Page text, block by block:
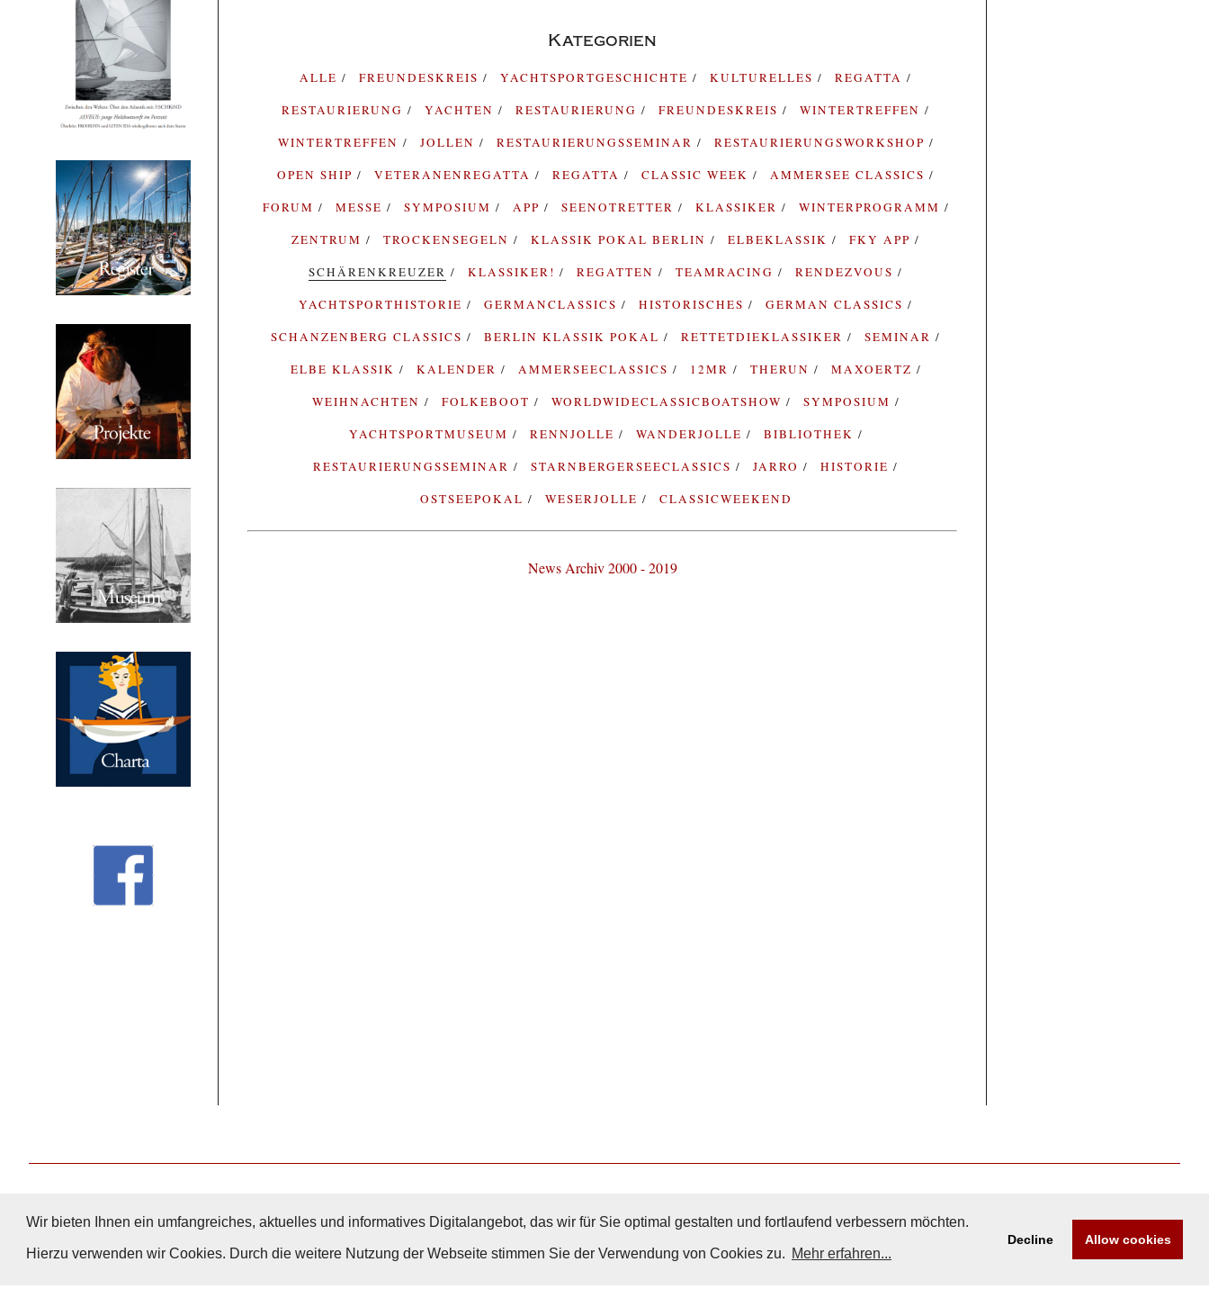
Wir bieten Ihnen ein umfangreiches, aktuelles und informatives Digitalangebot, das wir für Sie optimal gestalten und fortlaufend verbessern möchten.
Hierzu verwenden wir Cookies. Durch die weitere Nutzung der Webseite stimmen Sie der Verwendung von Cookies zu. Mehr erfahren...
Decline Allow cookies
Kategorien
ALLE FREUNDESKREIS YACHTSPORTGESCHICHTE KULTURELLES
REGATTA
RESTAURIERUNG
YACHTEN RESTAURIERUNG FREUNDESKREIS
WINTERTREFFEN
WINTERTREFFEN
JOLLEN RESTAURIERUNGSSEMINAR
RESTAURIERUNGSWORKSHOP
OPEN SHIP
VETERANENREGATTA REGATTA CLASSIC WEEK
AMMERSEE CLASSICS
FORUM
MESSE SYMPOSIUM APP SEENOTRETTER KLASSIKER
WINTERPROGRAMM
ZENTRUM
TROCKENSEGELN KLASSIK POKAL BERLIN ELBEKLASSIK
FKY APP
SCHÄRENKREUZER
KLASSIKER! REGATTEN TEAMRACING
RENDEZVOUS
YACHTSPORTHISTORIE
GERMANCLASSICS HISTORISCHES
GERMAN CLASSICS
SCHANZENBERG CLASSICS
BERLIN KLASSIK POKAL RETTETDIEKLASSIKER
SEMINAR
ELBE KLASSIK
KALENDER AMMERSEECLASSICS 12MR THERUN
MAXOERTZ
WEIHNACHTEN
FOLKEBOOT WORLDWIDECLASSICBOATSHOW
SYMPOSIUM
YACHTSPORTMUSEUM
RENNJOLLE WANDERJOLLE
BIBLIOTHEK
RESTAURIERUNGSSEMINAR
STARNBERGERSEECLASSICS JARRO
HISTORIE
OSTSEEPOKAL
WESERJOLLE CLASSICWEEKEND
News Archiv 2000 - 2019
Nach Oben